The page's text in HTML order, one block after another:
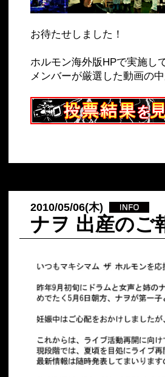
お待たせしました！
ホルモン海外版HPで実施し
メンバーが厳選した動画の
2010/05/06(木)
ナヲ 出産のご